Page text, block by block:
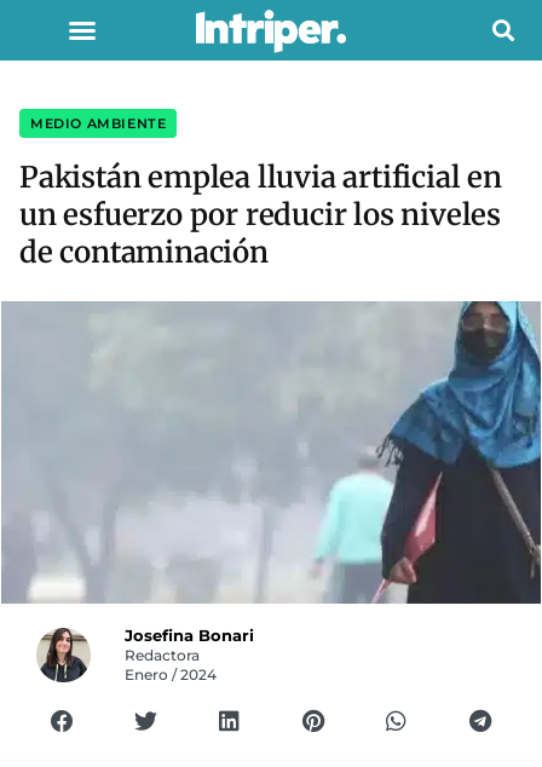
MEDIO AMBIENTE
Pakistán emplea lluvia artificial en
un esfuerzo por reducir los niveles
de contaminación
Josefina Bonari
Redactora
Enero / 2024